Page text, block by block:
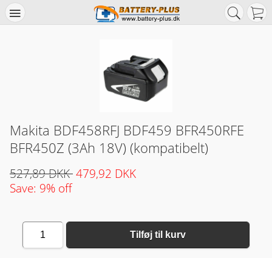
Makita BDF458RFJ BDF459 BFR450RFE
BFR450Z (3Ah 18V) (kompatibelt)
527,89 DKK479,92 DKK
Save: 9% off
1 Tilføj til kurv